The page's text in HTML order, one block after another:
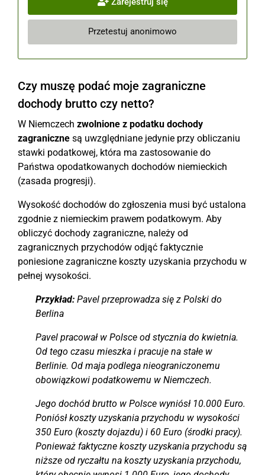
Przetestuj anonimowo
Czy muszę podać moje zagraniczne
dochody brutto czy netto?
W Niemczech zwolnione z podatku dochody
zagraniczne są uwzględniane jedynie przy obliczaniu
stawki podatkowej, która ma zastosowanie do
Państwa opodatkowanych dochodów niemieckich
(zasada progresji).
Wysokość dochodów do zgłoszenia musi być ustalona
zgodnie z niemieckim prawem podatkowym. Aby
obliczyć dochody zagraniczne, należy od
zagranicznych przychodów odjąć faktycznie
poniesione zagraniczne koszty uzyskania przychodu w
pełnej wysokości.
Przykład: Pavel przeprowadza się z Polski do
Berlina
Pavel pracował w Polsce od stycznia do kwietnia.
Od tego czasu mieszka i pracuje na stałe w
Berlinie. Od maja podlega nieograniczonemu
obowiązkowi podatkowemu w Niemczech.
Jego dochód brutto w Polsce wyniósł 10.000 Euro.
Poniósł koszty uzyskania przychodu w wysokości
350 Euro (koszty dojazdu) i 60 Euro (środki pracy).
Ponieważ faktyczne koszty uzyskania przychodu są
niższe od ryczałtu na koszty uzyskania przychodu,